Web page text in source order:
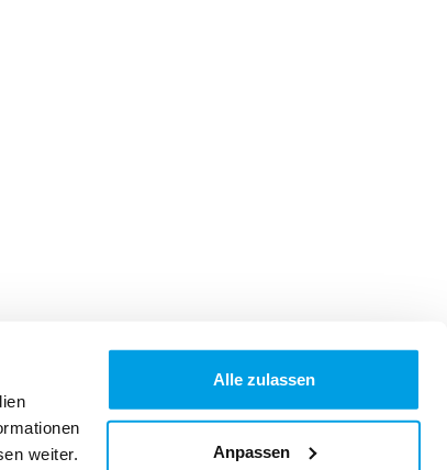
weiter.
Alle zulassen
Anpassen